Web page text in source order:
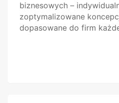
biznesowych –
zoptymalizowane
dopasowane do firm